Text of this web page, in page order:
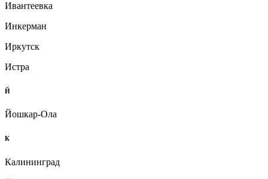
Ивантеевка
Инкерман
Иркутск
Истра
Й
Йошкар-Ола
К
Калининград